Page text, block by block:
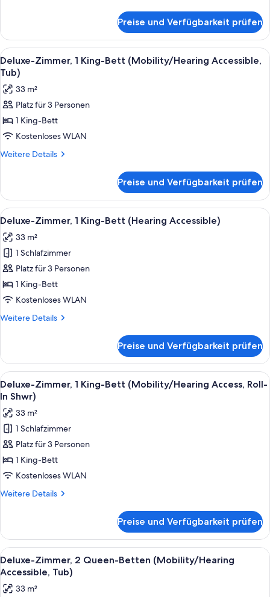
anzeigen
Zimmer,
1 King-
Bett
(Hearing
Accessible)
Preise und Verfügbarkeit prüfen
Alle
Fotos
für
Deluxe-
Zimmer,
1 King-
Bett
(Mobility/Hearing
anzeigen
Ein Hotelzimmer mit einem großen
1
Deluxe-Zimmer, 1 King-Bett (Mobility/Hearing Accessible,
Tub)
33 m²
Platz für 3 Personen
1 King-Bett
Kostenloses WLAN
Weitere Details
Weitere
Zimmer,
1 King-
Bett
Accessible,
Tub)
Preise und Verfügbarkeit prüfen
Alle
Fotos
für
Deluxe-
Zimmer,
1 King-
Bett
Accessible)
Ein Hotelzimmer mit einem großen
4
Deluxe-Zimmer, 1 King-Bett (Hearing Accessible)
33 m²
1 Schlafzimmer
Platz für 3 Personen
1 King-Bett
Kostenloses WLAN
Weitere Details
Weitere
Zimmer,
1 King-
Bett
(Hearing
Accessible)
Preise und Verfügbarkeit prüfen
Alle
Fotos
für
Deluxe-
Zimmer,
1 King-
Bett
(Mobility/Hearing
Access,
Shwr)
anzeigen
Ein Hotelzimmer mit einem großen
2
Deluxe-Zimmer, 1 King-Bett (Mobility/Hearing Access, Roll-
In Shwr)
33 m²
1 Schlafzimmer
Platz für 3 Personen
1 King-Bett
Kostenloses WLAN
Weitere Details
Weitere
Zimmer,
1 King-
Bett
(Mobility/Hearing
Roll-
Preise und Verfügbarkeit prüfen
Alle
Fotos
für
Ein Hotelzimmer mit zwei Betten,
4
Deluxe-Zimmer, 2 Queen-Betten (Mobility/Hearing
Accessible, Tub)
33 m²